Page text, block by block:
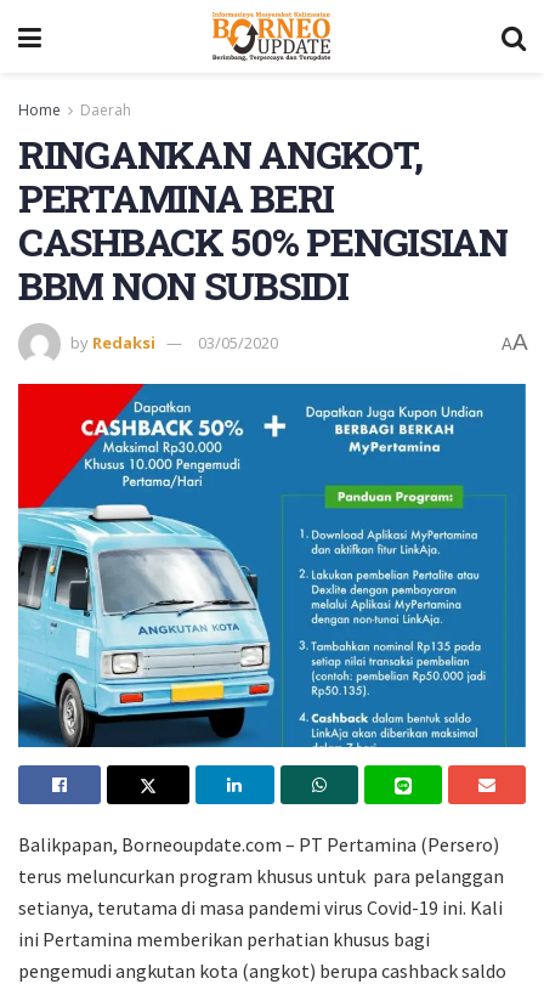
Home Daerah
RINGANKAN ANGKOT,
PERTAMINA BERI
CASHBACK 50% PENGISIAN
BBM NON SUBSIDI
by Redaksi 03/05/2020 AA
Balikpapan, Borneoupdate.com – PT Pertamina (Persero)
terus meluncurkan program khusus untuk para pelanggan
setianya, terutama di masa pandemi virus Covid-19 ini. Kali
ini Pertamina memberikan perhatian khusus bagi
pengemudi angkutan kota (angkot) berupa cashback saldo